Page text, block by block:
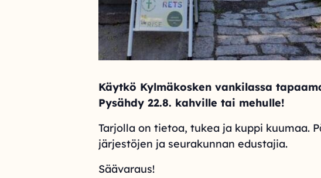
Käytkö Kylmäkosken vankilassa
Pysähdy 22.8. kahville tai mehulle!
Tarjolla on tietoa, tukea ja kuppi kuumaa.
järjestöjen ja seurakunnan edustajia.
Säävaraus!